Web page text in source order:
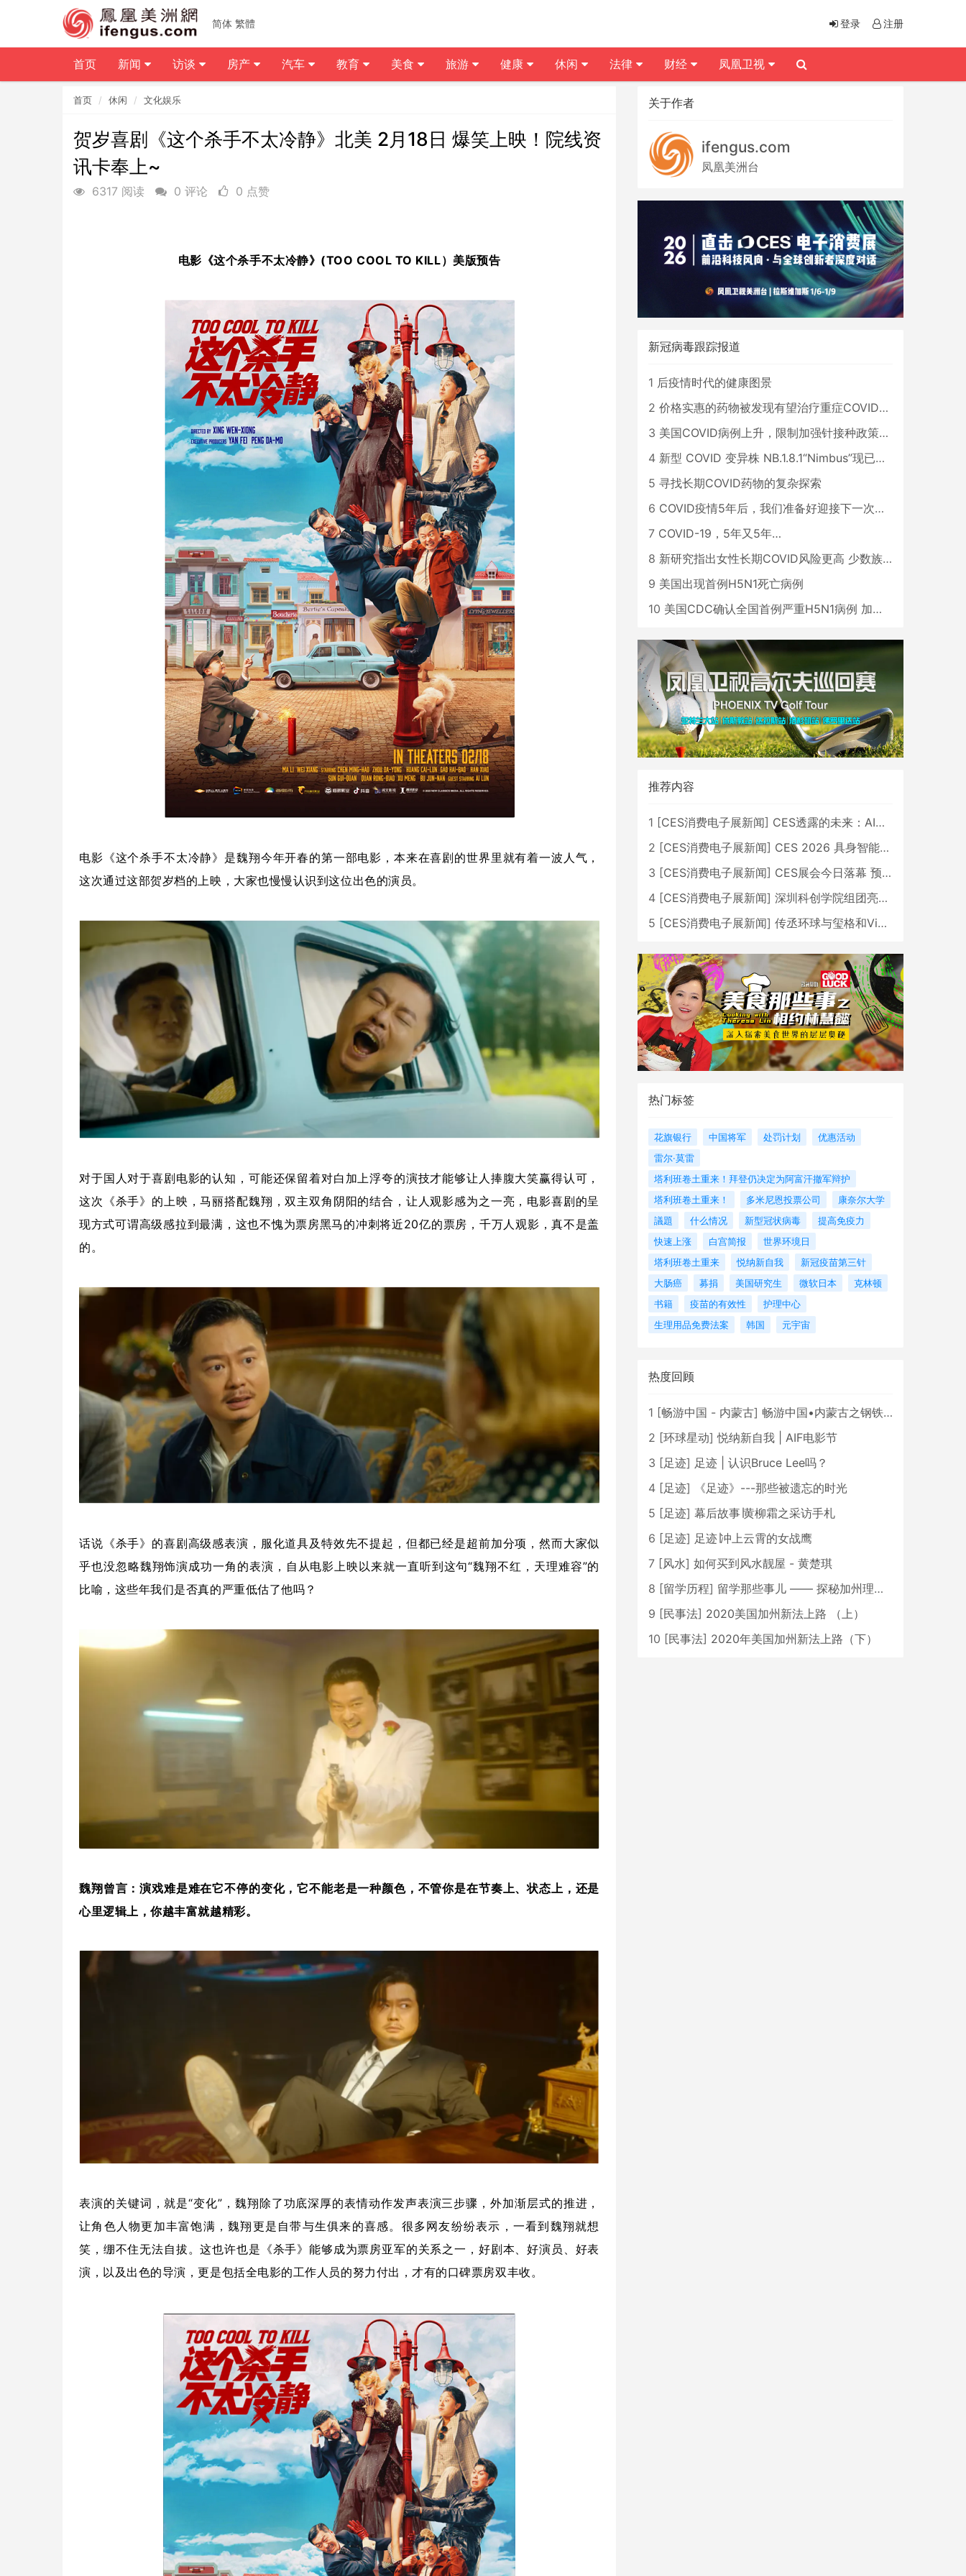
首页 休闲 文化娱乐
贺岁喜剧《这个杀手不太冷静》北美 2月18日 爆笑上映！院线资
讯卡奉上~
6317 阅读 0 评论 0 点赞
电影《这个杀手不太冷静》 (TOO COOL TO KILL）美版预告
电影《这个杀手不太冷静》是魏翔今年开春的第一部电影，本来在喜剧的世界里就有着一波人气，
这次通过这部贺岁档的上映，大家也慢慢认识到这位出色的演员。
对于国人对于喜剧电影的认知，可能还保留着对白加上浮夸的演技才能够让人捧腹大笑赢得认可，
这次《杀手》的上映，马丽搭配魏翔，双主双角阴阳的结合，让人观影感为之一亮，电影喜剧的呈
现方式可谓高级感拉到最满，这也不愧为票房黑马的冲刺将近20亿的票房，千万人观影，真不是盖
的。
话说《杀手》的喜剧高级感表演，服化道具及特效先不提起，但都已经是超前加分项，然而大家似
乎也没忽略魏翔饰演成功一角的表演，自从电影上映以来就一直听到这句“魏翔不红，天理难容”的
比喻，这些年我们是否真的严重低估了他吗？
魏翔曾言：演戏难是难在它不停的变化，它不能老是一种颜色，不管你是在节奏上、状态上，还是
心里逻辑上，你越丰富就越精彩。
表演的关键词，就是“变化”，魏翔除了功底深厚的表情动作发声表演三步骤，外加渐层式的推进，
让角色人物更加丰富饱满，魏翔更是自带与生俱来的喜感。很多网友纷纷表示，一看到魏翔就想
笑，绷不住无法自拔。这也许也是《杀手》能够成为票房亚军的关系之一，好剧本、好演员、好表
演，以及出色的导演，更是包括全电影的工作人员的努力付出，才有的口碑票房双丰收。
关于作者
ifengus.com
凤凰美洲台
新冠病毒跟踪报道
1 后疫情时代的健康图景
2 价格实惠的药物被发现有望治疗重症COVID患者
3 美国COVID病例上升，限制加强针接种政策即将出台
4 新型 COVID 变异株 NB.1.8.1“Nimbus”现已在美国占据主导地位
5 寻找长期COVID药物的复杂探索
6 COVID疫情5年后，我们准备好迎接下一次大流行了吗？
7 COVID-19，5年又5年…
8 新研究指出女性长期COVID风险更高 少数族裔儿童存在差异
9 美国出现首例H5N1死亡病例
10 美国CDC确认全国首例严重H5N1病例 加州进入紧急状态
推荐内容
1 [CES消费电子展新闻] CES透露的未来：AI、机器人与智能生活大爆发
2 [CES消费电子展新闻] CES 2026 具身智能与创新领域 中国公司大放异彩
3 [CES消费电子展新闻] CES展会今日落幕 预计2026行业收入将超五千亿美元
4 [CES消费电子展新闻] 深圳科创学院组团亮相CES 广受好评
5 [CES消费电子展新闻] 传丞环球与玺格和VibeLens共同推出全新耳机
热门标签
花旗银行 中国将军 处罚计划
优惠活动
雷尔·莫雷
塔利班卷土重来！拜登仍决定为阿富汗撤军辩护
塔利班卷土重来！
多米尼恩投票公司
康奈尔大学
議題
什么情况 新型冠状病毒
提高免疫力
快速上涨
白宫简报
世界环境日
塔利班卷土重来
悦纳新自我
新冠疫苗第三针
大肠癌
募捐 美国研究生 微软日本
克林顿
书籍
疫苗的有效性
护理中心
生理用品免费法案
韩国 元宇宙
热度回顾
1 [畅游中国 - 内蒙古] 畅游中国•内蒙古之钢铁骄子，魅力包头
2 [环球星动] 悦纳新自我 | AIF电影节
3 [足迹] 足迹 | 认识Bruce Lee吗？
4 [足迹]
《足迹》---那些被遗忘的时光
5 [足迹] 幕后故事∣黄柳霜之采访手札
6 [足迹] 足迹∣冲上云霄的女战鹰
7 [风水] 如何买到风水靓屋 - 黄楚琪
8 [留学历程] 留学那些事儿 —— 探秘加州理工学院Caltech博士生活 [上集]
9 [民事法] 2020美国加州新法上路 （上）
10 [民事法] 2020年美国加州新法上路（下）
简体 繁體 登录 注册
首页 新闻 访谈 房产 汽车 教育 美食 旅游 健康 休闲 法律 财经 凤凰卫视